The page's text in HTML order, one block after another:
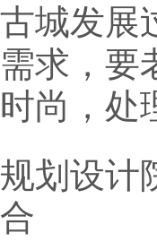
发展
求，要
尚，处
设计院